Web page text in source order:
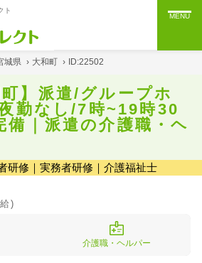
ト
MENU
城県 › 大和町 › ID:22502
町】派遣/グループホ
勤なし/7時~19時30
備｜派遣の介護職・ヘ
研修｜実務者研修｜介護福祉士
)
介護職・ヘルパー